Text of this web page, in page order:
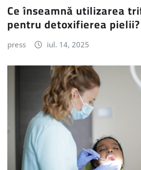
Ce înseamnă utilizarea
pentru detoxifierea pielii?
press iul. 14, 2025